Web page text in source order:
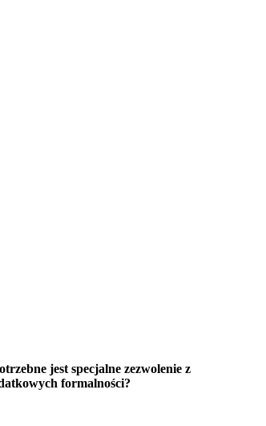
jest specjalne zezwolenie z
formalności?